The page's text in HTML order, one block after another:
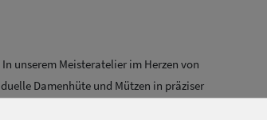
unserem Meisteratelier im Herzen von
Damenhüte und Mützen in präziser
Neben einigen Standard Modellen